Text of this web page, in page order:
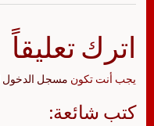
اترك تعليقاً
يجب أنت تكون مسجل الدخول
كتب شائعة: